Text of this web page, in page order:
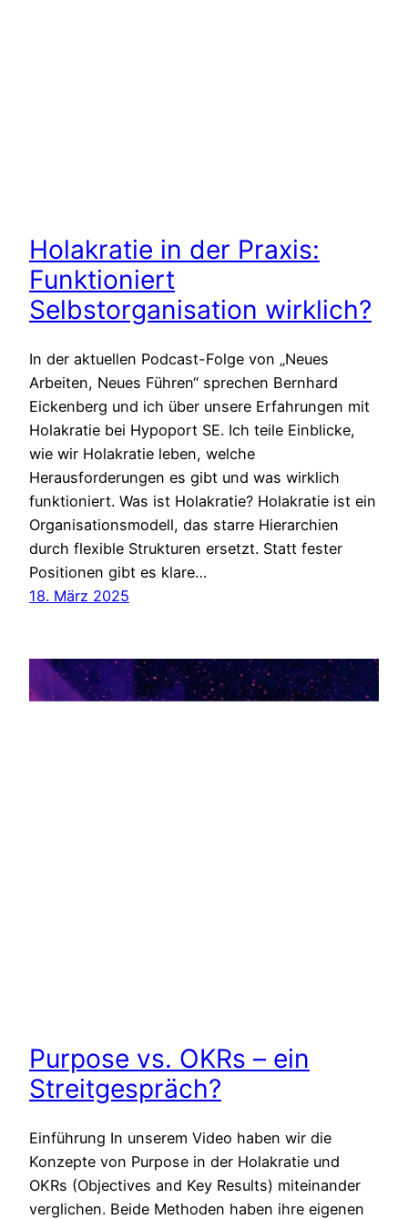
Holakratie in der Praxis:
Funktioniert
Selbstorganisation wirklich?
In der aktuellen Podcast-Folge von „Neues
Arbeiten, Neues Führen“ sprechen Bernhard
Eickenberg und ich über unsere Erfahrungen mit
Holakratie bei Hypoport SE. Ich teile Einblicke,
wie wir Holakratie leben, welche
Herausforderungen es gibt und was wirklich
funktioniert. Was ist Holakratie? Holakratie ist ein
Organisationsmodell, das starre Hierarchien
durch flexible Strukturen ersetzt. Statt fester
Positionen gibt es klare…
18. März 2025
Purpose vs. OKRs – ein
Streitgespräch?
Einführung In unserem Video haben wir die
Konzepte von Purpose in der Holakratie und
OKRs (Objectives and Key Results) miteinander
verglichen. Beide Methoden haben ihre eigenen